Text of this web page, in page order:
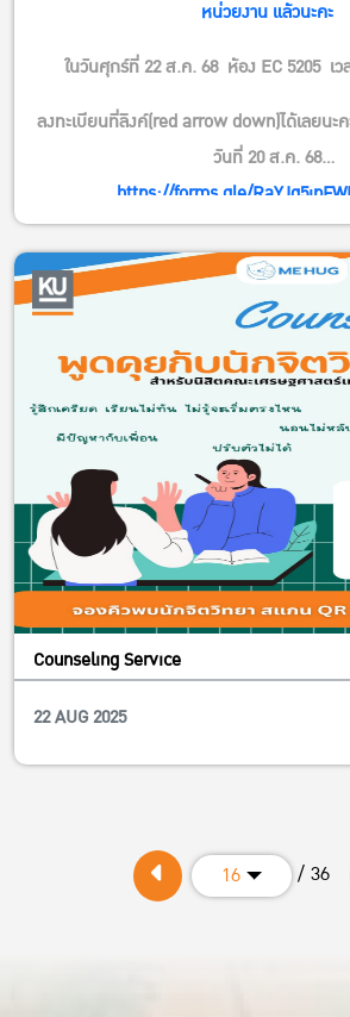
หน่วยงาน แล้วนะคะ
ในวันศุกร์ที่ 22 ส.ค. 68 ห้อง EC 5205 เ
ลงทะเบียนที่ลิงค์(red arrow down)ได้เลยนะ
วันที่ 20 ส.ค. 68
https://forms.gle/
Counseling Service
22 AUG 2025
16 / 36